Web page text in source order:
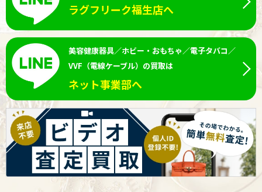
ラグフリーク福生店へ
美容健康器具／ホビー・おもちゃ／電子タバコ／
VVF（電線ケーブル）の買取は
ネット事業部へ